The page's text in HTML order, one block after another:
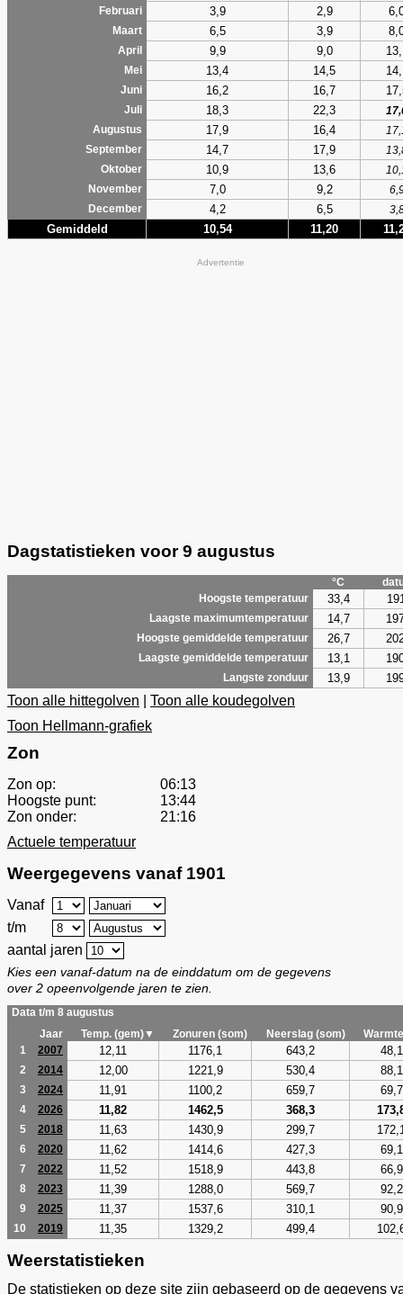
Februari 3,9 2,9
Maart 6,5 3,9
April 9,9 9,0
Mei 13,4 14,5
Juni 16,2 16,7
Juli 18,3 22,3
Augustus
17,9 16,4
September
14,7 17,9
Oktober
10,9 13,6
November
7,0 9,2
December
4,2 6,5
Gemiddeld 10,54 11,20
Advertentie
Dagstatistieken voor 9 augustus
°C
Hoogste temperatuur
33,4
Laagste maximumtemperatuur 14,7
Hoogste gemiddelde temperatuur 26,7
Laagste gemiddelde temperatuur 13,1
Langste zonduur 13,9
Toon alle hittegolven
Toon alle koudegolven
Toon Hellmann-grafiek
Zon
Zon op:
06:13
Hoogste punt:
13:44
Zon onder:
21:16
Actuele temperatuur
Weergegevens vanaf 1901
Vanaf
t/m
aantal jaren
Kies een vanaf-datum na de einddatum om de gegevens
over 2 opeenvolgende jaren te zien.
Data t/m 8 augustus
Jaar
Temp. (gem)▼ Zonuren (som) Neerslag (som)
1
2007 12,11 1176,1 643,2 48,1
2 2014 12,00 1221,9 530,4 88,1
3 2024 11,91 1100,2 659,7 69,7
4 2026 11,82 1462,5 368,3
5 2018 11,63 1430,9 299,7
6 2020 11,62 1414,6 427,3 69,1
7 2022 11,52 1518,9 443,8 66,9
8 2023 11,39 1288,0 569,7 92,2
9 2025 11,37 1537,6 310,1 90,9
10 2019 11,35 1329,2 499,4
Weerstatistieken
De statistieken op deze site zijn gebaseerd op de gegevens